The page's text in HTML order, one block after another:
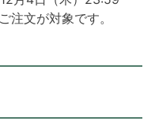
注文が対象です。